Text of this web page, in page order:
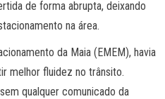
de forma abrupta, deixando
na área.
da Maia (EMEM), havia
melhor fluidez no trânsito.
qualquer comunicado da